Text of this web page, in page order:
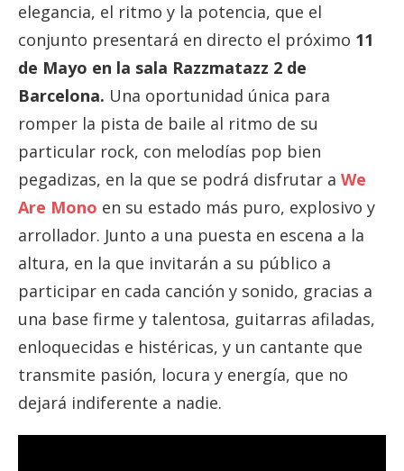
elegancia, el ritmo y la potencia, que el
conjunto presentará en directo el próximo 11
de Mayo en la sala Razzmatazz 2 de
Barcelona. Una oportunidad única para
romper la pista de baile al ritmo de su
particular rock, con melodías pop bien
pegadizas, en la que se podrá disfrutar a We
Are Mono en su estado más puro, explosivo y
arrollador. Junto a una puesta en escena a la
altura, en la que invitarán a su público a
participar en cada canción y sonido, gracias a
una base firme y talentosa, guitarras afiladas,
enloquecidas e histéricas, y un cantante que
transmite pasión, locura y energía, que no
dejará indiferente a nadie.